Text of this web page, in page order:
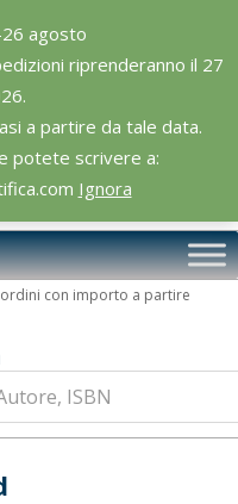
agosto
riprenderanno il 27
a partire da tale data.
potete scrivere a:
Ignora
con importo a partire